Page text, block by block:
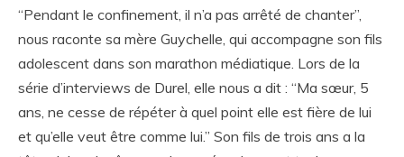
“Pendant le confinement, il n’a pas arrêté de chanter”,
nous raconte sa mère Guychelle, qui accompagne son fils
adolescent dans son marathon médiatique. Lors de la
série d’interviews de Durel, elle nous a dit : “Ma sœur, 5
ans, ne cesse de répéter à quel point elle est fière de lui
et qu’elle veut être comme lui.” Son fils de trois ans a la